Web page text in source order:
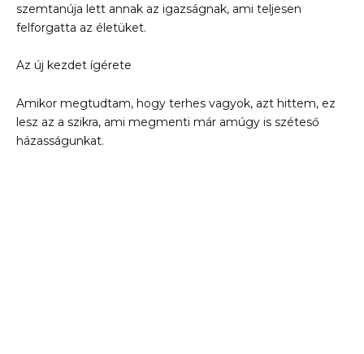
szemtanúja lett annak az igazságnak, ami teljesen
felforgatta az életüket.
Az új kezdet ígérete
Amikor megtudtam, hogy terhes vagyok, azt hittem, ez
lesz az a szikra, ami megmenti már amúgy is széteső
házasságunkat.